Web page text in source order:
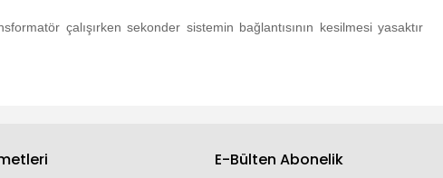
çalışırken sekonder sistemin bağlantısının kesilmesi yasaktır
E-Bülten Abonelik